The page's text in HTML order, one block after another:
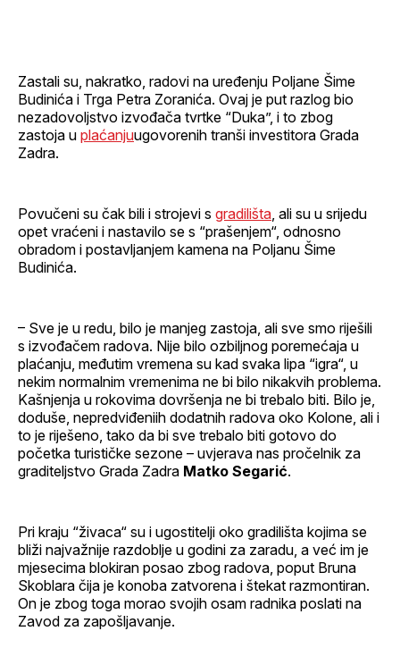
Zastali su, nakratko, radovi na uređenju Poljane Šime
Budinića i Trga Petra Zoranića. Ovaj je put razlog bio
nezadovoljstvo izvođača tvrtke “Duka”, i to zbog
zastoja u plaćanjuugovorenih tranši investitora Grada
Zadra.
Povučeni su čak bili i strojevi s gradilišta , ali su u srijedu
opet vraćeni i nastavilo se s “prašenjem“, odnosno
obradom i postavljanjem kamena na Poljanu Šime
Budinića.
– Sve je u redu, bilo je manjeg zastoja, ali sve smo riješili
s izvođačem radova. Nije bilo ozbiljnog poremećaja u
plaćanju, međutim vremena su kad svaka lipa “igra“, u
nekim normalnim vremenima ne bi bilo nikakvih problema.
Kašnjenja u rokovima dovršenja ne bi trebalo biti. Bilo je,
doduše, nepredviđeniih dodatnih radova oko Kolone, ali i
to je riješeno, tako da bi sve trebalo biti gotovo do
početka turističke sezone – uvjerava nas pročelnik za
graditeljstvo Grada Zadra Matko Segarić.
Pri kraju “živaca“ su i ugostitelji oko gradilišta kojima se
bliži najvažnije razdoblje u godini za zaradu, a već im je
mjesecima blokiran posao zbog radova, poput Bruna
Skoblara čija je konoba zatvorena i štekat razmontiran.
On je zbog toga morao svojih osam radnika poslati na
Zavod za zapošljavanje.